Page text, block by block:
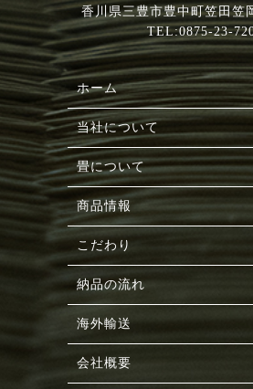
香川県三豊市豊中町笠田笠
TEL:0875-23-
ホーム
当社について
畳について
商品情報
こだわり
納品の流れ
海外輸送
会社概要